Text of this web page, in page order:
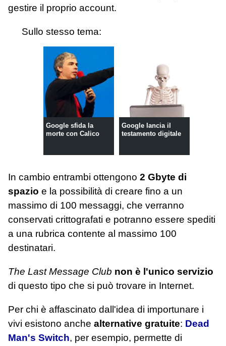
gestire il proprio account.
Sullo stesso tema:
Google sfida la
morte con Calico
Google lancia il
testamento digitale
In cambio entrambi ottengono 2 Gbyte di
spazio e la possibilità di creare fino a un
massimo di 100 messaggi, che verranno
conservati crittografati e potranno essere spediti
a una rubrica contente al massimo 100
destinatari.
The Last Message Club non è l'unico servizio
di questo tipo che si può trovare in Internet.
Per chi è affascinato dall'idea di importunare i
vivi esistono anche alternative gratuite: Dead
Man's Switch, per esempio, permette di